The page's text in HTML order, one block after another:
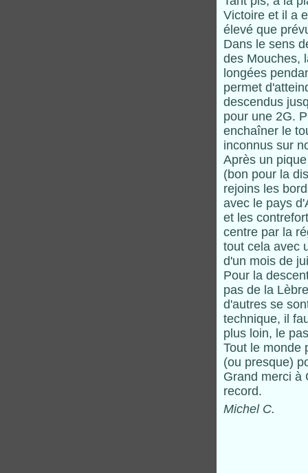
Victoire et il a
élevé que
Dans le sens
des Mouches,
longées
permet
descendus
pour une 2G.
enchaîner le
inconnus sur
Après un
(bon pour la
rejoins les
avec le pays
et les
centre par la
tout cela avec
d'un mois de
Pour la
pas de la
d'autres se
technique, il
plus loin, le
Tout le monde
(ou presque)
Grand merci à
record.
Michel C.